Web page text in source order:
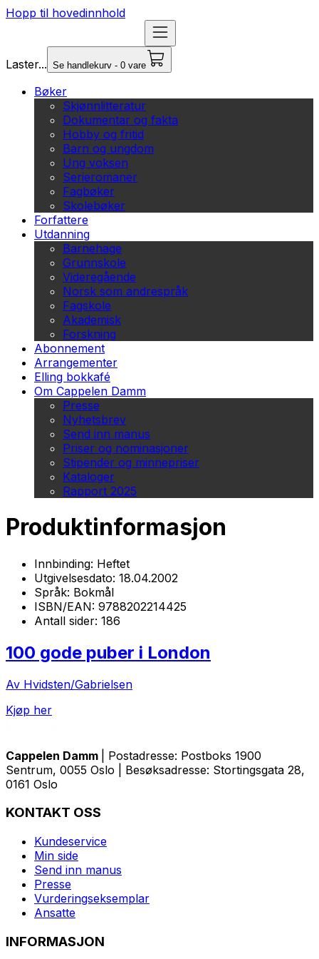
Hopp til hovedinnhold
Laster... Se handlekurv - 0 vare
Bøker
Skjønnlitteratur
Dokumentar og fakta
Hobby og fritid
Barn og ungdom
Ung voksen
Serieromaner
Fagbøker
Skolebøker
Forfattere
Utdanning
Barnehage
Grunnskole
Videregående
Norsk som andrespråk
Fagskole
Akademisk
Forskning
Abonnement
Arrangementer
Elling bokkafé
Om Cappelen Damm
Presse
Nyhetsbrev
Send inn manus
Priser og nominasjoner
Stipender og minnepriser
Kataloger
Rapport 2025
Produktinformasjon
Innbinding: Heftet
Utgivelsesdato: 18.04.2002
Språk: Bokmål
ISBN/EAN: 9788202214425
Antall sider: 186
100 gode puber i London
Av Hvidsten/Gabrielsen
Kjøp her
Cappelen Damm
| Postadresse: Postboks 1900
Sentrum, 0055 Oslo | Besøksadresse: Stortingsgata 28,
0161 Oslo
KONTAKT OSS
Kundeservice
Min side
Send inn manus
Presse
Vurderingseksemplar
Ansatte
INFORMASJON